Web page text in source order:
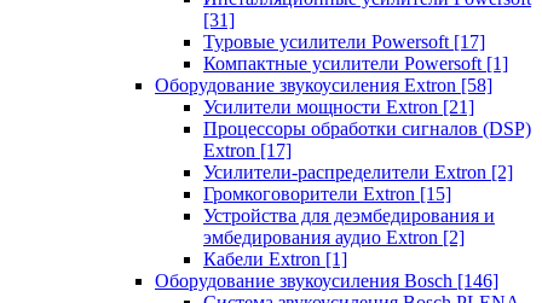
[31]
Туровые усилители Powersoft [17]
Компактные усилители Powersoft [1]
Оборудование звукоусиления Extron [58]
Усилители мощности Extron [21]
Процессоры обработки сигналов (DSP)
Extron [17]
Усилители-распределители Extron [2]
Громкоговорители Extron [15]
Устройства для деэмбедирования и
эмбедирования аудио Extron [2]
Кабели Extron [1]
Оборудование звукоусиления Bosch [146]